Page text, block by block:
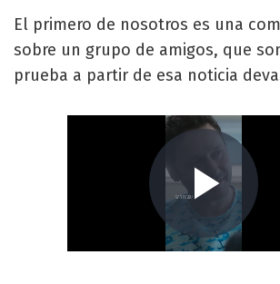
El primero de nosotros es una
sobre un grupo de amigos, que
prueba a partir de esa noticia